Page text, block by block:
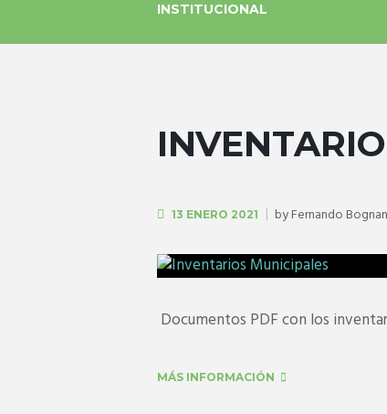
INSTITUCIONAL
13 ENERO 2021 byFernando
Documentos PDF con los
MÁS INFORMACIÓN